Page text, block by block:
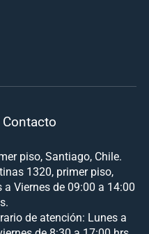
piso, Santiago, Chile.
1320, primer piso,
Viernes de 09:00 a 14:00
de atención: Lunes a